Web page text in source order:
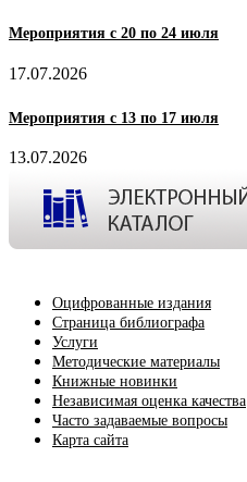
Мероприятия с 20 по 24 июля
17.07.2026
Мероприятия с 13 по 17 июля
13.07.2026
Оцифрованные издания
Страница библиографа
Услуги
Методические материалы
Книжные новинки
Независимая оценка качества
Часто задаваемые вопросы
Карта сайта